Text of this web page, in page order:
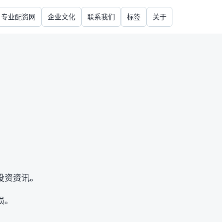
专业配资网 企业文化 联系我们 标签 关于
资讯。